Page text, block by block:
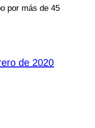
por más de 45
de 2020